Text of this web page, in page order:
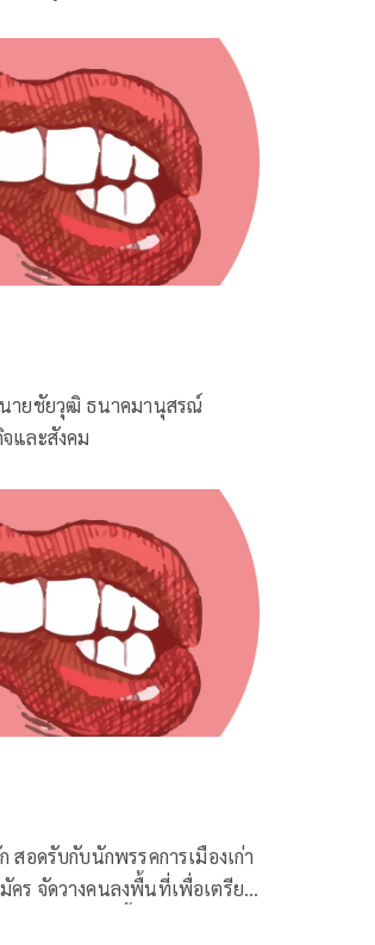
ายชัยวุฒิ ธนาคมานุสรณ์
และสังคม
สอดรับกับนักพรรคการเมืองเก่า
คร จัดวางคนลงพื้นที่เพื่อเตรียม